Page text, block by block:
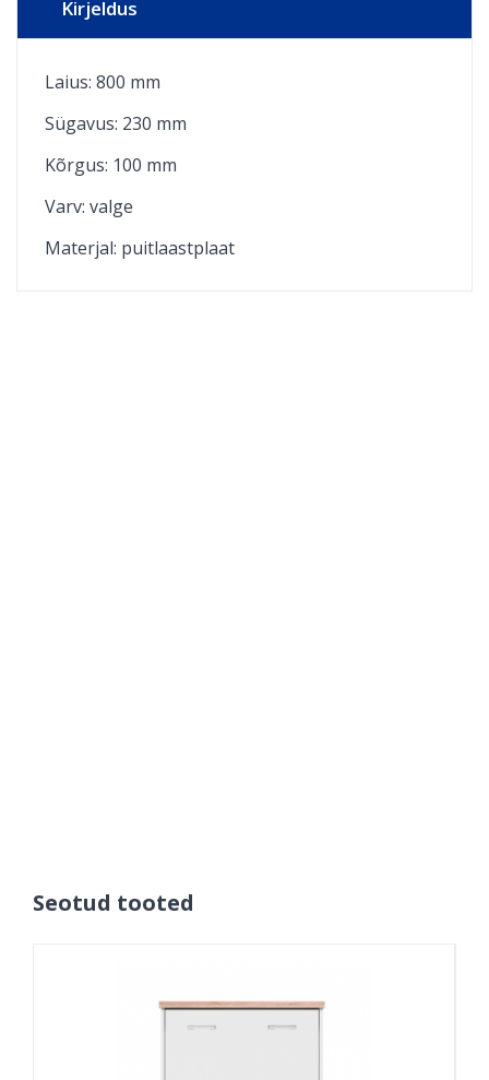
Kirjeldus
Laius: 800 mm
Sügavus: 230 mm
Kõrgus: 100 mm
Varv: valge
Materjal: puitlaastplaat
Seotud tooted